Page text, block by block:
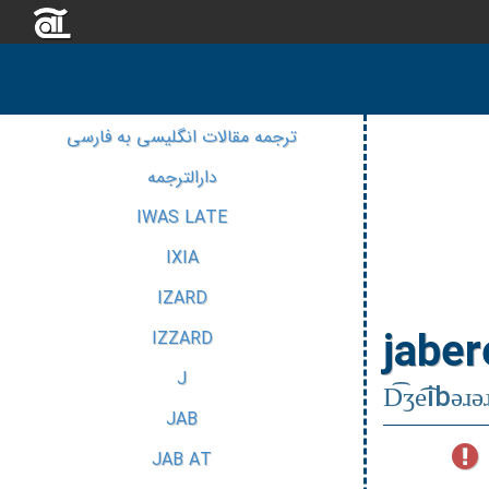
ترجمه مقالات انگلیسی به فارسی
دارالترجمه
IWAS LATE
IXIA
IZARD
IZZARD
J
JAB
JAB AT